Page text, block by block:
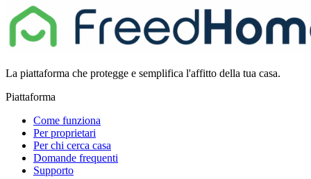
La piattaforma che protegge e semplifica l'affitto della tua casa.
Piattaforma
Come funziona
Per proprietari
Per chi cerca casa
Domande frequenti
Supporto